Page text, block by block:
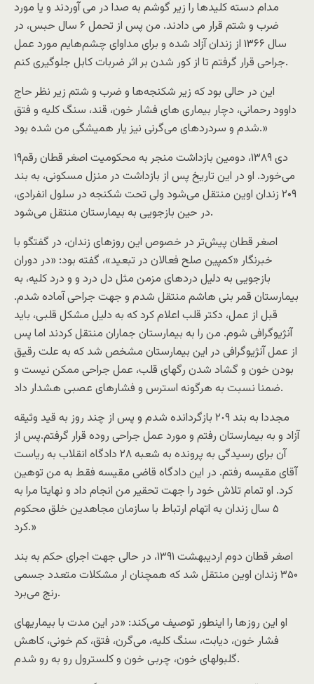
مدام دسته کلید‌ها را زیر گوشم به صدا در مى آوردند و یا مورد
ضرب و شتم قرار مى دادند. من پس از تحمل ۶ سال حبس، در
سال ۱۳۶۶ از زندان آزاد شده و براى مداواى چشم‌هایم مورد عمل
جراحى قرار گرفتم تا از کور شدن بر اثر ضربات کابل جلوگیرى کنم.
این در حالى بود که زیر شکنجه‌ها و ضرب و شتم زیر نظر حاج
داوود رحمانى، دچار بیمارى هاى فشار خون، قند، سنگ کلیه و فتق
شدم و سردردهاى می‌گرنى نیز یار همیشگى من شده بود.»
۱۹دی ۱۳۸۹، دومین بازداشت منجر به محکومیت اصغر قطان رقم
می‌خورد. او در این تاریخ پس از بازداشت در منزل مسکونی، به بند
۲۰۹ زندان اوین منتقل می‌شود ولی تحت شکنجه در سلول انفرادی،
در حین بازجویی به بیمارستان منتقل می‌شود.
اصغر قطان پیش‌تر در خصوص این روزهای زندان، در گفتگو با
خبرنگار «کمپین صلح فعالان در تبعید»، گفته بود: «در دوران
بازجویى به دلیل دردهاى مزمن مثل دل درد و و درد کلیه، به
بیمارستان قمر بنى هاشم منتقل شدم و جهت جراحى آماده شدم.
قبل از عمل، دکتر قلب اعلام کرد که به دلیل مشکل قلبى، باید
آنژیوگرافى شوم. من را به بیمارستان جماران منتقل کردند اما پس
از عمل آنژیوگرافى در این بیمارستان مشخص شد که به علت رقیق
بودن خون و گشاد شدن رگهاى قلب، عمل جراحى ممکن نیست و
ضمنا نسبت به هرگونه استرس و فشارهاى عصبى هشدار داد.
مجددا به بند ٢٠۹ بازگردانده شدم و پس از چند روز به قید وثیقه
آزاد و به بیمارستان رفتم و مورد عمل جراحى روده قرار گرفتم.پس از
آن براى رسیدگى به پرونده به شعبه ٢٨ دادگاه انقلاب به ریاست
آقاى مقیسه رفتم. در این دادگاه قاضى مقیسه فقط به من توهین
کرد. او تمام تلاش خود را جهت تحقیر من انجام داد و نهایتا مرا به
۵ سال زندان به اتهام ارتباط با سازمان مجاهدین خلق محکوم
کرد.»
اصغر قطان دوم اردیبهشت ۱۳۹۱، در حالی جهت اجرای حکم به بند
۳۵۰ زندان اوین منتقل شد که همچنان ار مشکلات متعدد جسمی
رنج می‌برد.
او این روز‌ها را اینطور توصیف می‌کند: «در این مدت با بیماریهاى
فشار خون، دیابت، سنگ کلیه، می‌گرن، فتق، کم خونى، کاهش
گلبولهاى خون، چربى خون و کلسترول رو به رو شدم.